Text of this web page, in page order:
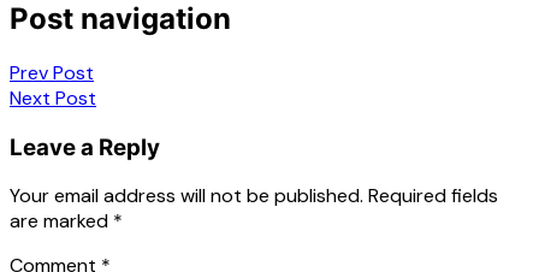
Post navigation
Prev Post
Next Post
Leave a Reply
Your email address will not be published. Required fields
are marked *
Comment *